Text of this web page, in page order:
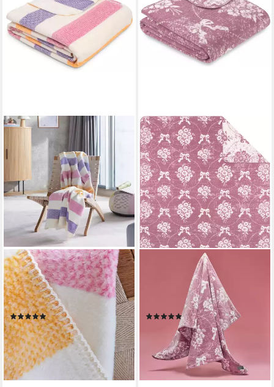
IBENA
Wohndecke Wohndecke
Telford, mit sommerlichen
Effektstreifen
(3)
39,52 € UVP59,99 €
-34%
lieferbar - in 4-5 Werktagen bei dir
Wohndecke Jubiläumsdecke
200 Jahre IBENA, limitierte
(1)
lieferbar - in 4-5 Werktagen bei dir
+12